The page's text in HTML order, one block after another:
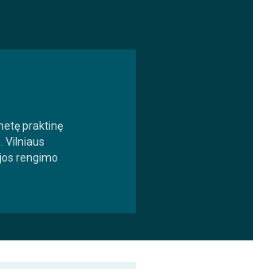
praktinę
Vilniaus
rengimo